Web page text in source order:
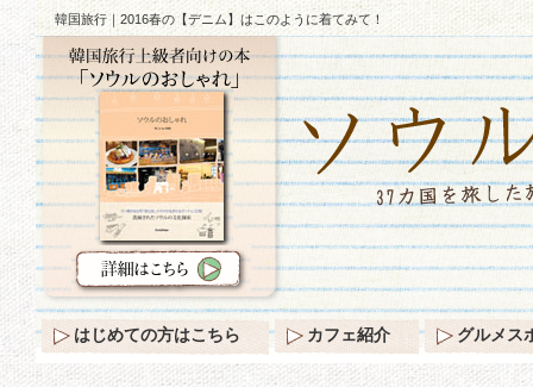
韓国旅行｜2016春の【デニム】はこのように着てみて！
はじめての方はこちら カフェ紹介 グルメス